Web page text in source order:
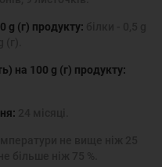
g (г) продукту:
на 100 g (г) продукту: